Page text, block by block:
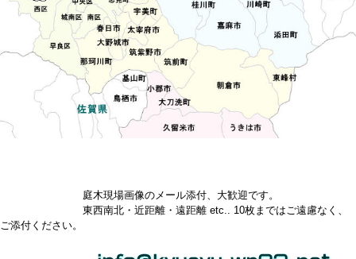
庭木現場画像のメール添付、大歓迎です。
東西南北・近距離・遠距離 etc.. 10枚まではご遠慮なく、
ご添付ください。